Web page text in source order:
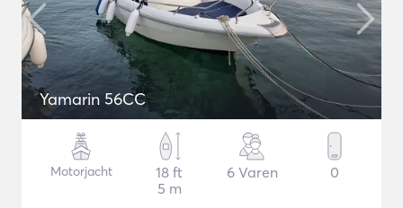
Yamarin 56CC
Motorjacht
18 ft
5 m
6 Varen 0